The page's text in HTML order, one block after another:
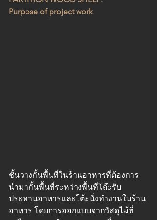
Purpose of project work
ชั้นวางกั้นพื้นที่ในร้านอาหารที่ต้องการ
นำมากั้นพื้นที่ระหว่างพื้นที่โต๊ะรับ
ประทานอาหารและโต้ะนั่งทำงานในร้าน
อาหาร โดยการออกแบบจากวัสดุไม้ที่